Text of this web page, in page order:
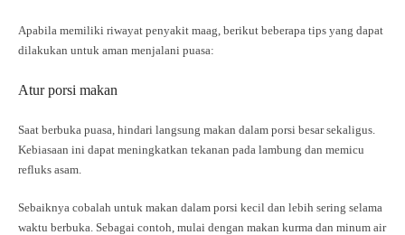
Apabila memiliki riwayat penyakit maag, berikut beberapa tips yang dapat
dilakukan untuk aman menjalani puasa:
Atur porsi makan
Saat berbuka puasa, hindari langsung makan dalam porsi besar sekaligus.
Kebiasaan ini dapat meningkatkan tekanan pada lambung dan memicu
refluks asam.
Sebaiknya cobalah untuk makan dalam porsi kecil dan lebih sering selama
waktu berbuka. Sebagai contoh, mulai dengan makan kurma dan minum air